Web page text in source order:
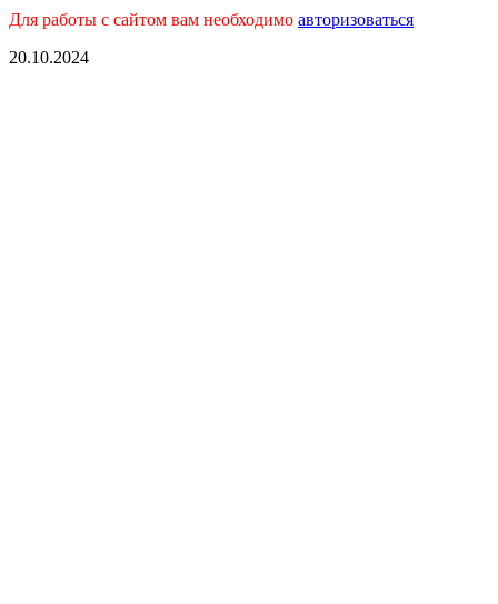
Для работы с сайтом вам необходимо авторизоваться
20.10.2024